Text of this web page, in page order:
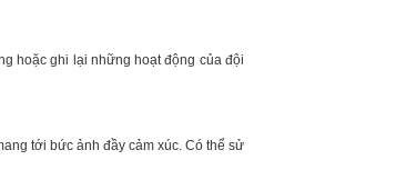
hoặc ghi lại những hoạt động của đội
tới bức ảnh đầy cảm xúc. Có thể sử